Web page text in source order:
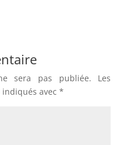
sera pas publiée.
Les
avec *